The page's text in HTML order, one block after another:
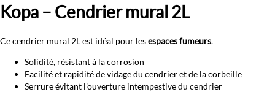
Kopa – Cendrier mural 2L
Ce cendrier mural 2L est idéal pour lesespaces fumeurs.
Solidité, résistant à la corrosion
Facilité et rapidité de vidage du cendrier et de la corbeille
Serrure évitant l’ouverture intempestive du cendrier